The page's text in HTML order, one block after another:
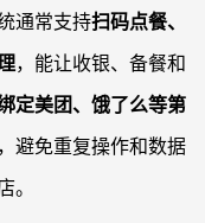
通常支持扫码点餐、
，能让收银、备餐和
定美团、饿了么等第
，避免重复操作和数据
。